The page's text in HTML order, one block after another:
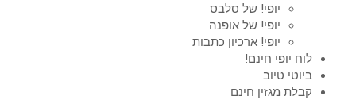
יופי! של סלבס
יופי! של אופנה
יופי! ארכיון כתבות
לוח יופי חינם!
ביוטי טיוב
קבלת מגזין חינם